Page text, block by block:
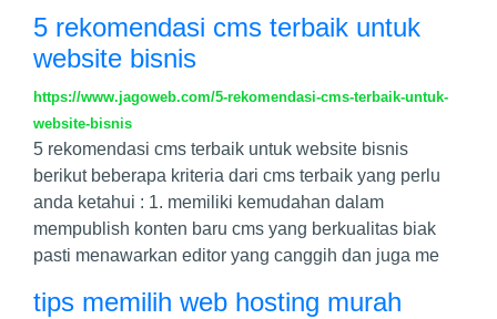
5 rekomendasi cms terbaik untuk
website bisnis
https://www.jagoweb.com/5-rekomendasi-cms-terbaik-untuk-
website-bisnis
5 rekomendasi cms terbaik untuk website bisnis
berikut beberapa kriteria dari cms terbaik yang perlu
anda ketahui : 1. memiliki kemudahan dalam
mempublish konten baru cms yang berkualitas biak
pasti menawarkan editor yang canggih dan juga me
tips memilih web hosting murah